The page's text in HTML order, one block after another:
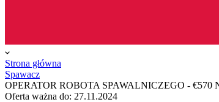
Strona główna
Spawacz
OPERATOR ROBOTA SPAWALNICZEGO -
Oferta ważna do: 27.11.2024